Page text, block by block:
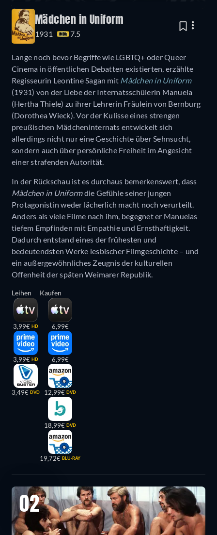
Mädchen in Uniform
1931 7.5
Lange noch bevor Begriffe wie LGBTQ+ oder Queer
Cinema in öffentlichen Debatten existierten, erzählte
Regisseurin Leontine Sagan mit Mädchen in Uniform
(1931) von der Liebe der Internatsschülerin Manuela
(Hertha Thiele) zu ihrer Lehrerin Fräulein von Bernburg
(Dorothea Wieck). Vor der Kulisse eines strengen
preußischen Mädcheninternats entwickelt sich
allerdings nicht nur eine Geschichte über Sehnsucht,
sondern auch über persönliche Freiheit im Angesicht
einer strafenden Autorität.
In der Rückschau ist es durchaus bemerkenswert, dass
Mädchen in Uniformdie Gefühle seiner jungen
Protagonistin weder lächerlich macht noch verurteilt.
Anders als viele Filme nach ihm, begegnet er Manuelas
tiefem Empfinden mit Empathie und Ernsthaftigkeit.
Dadurch entstand eines der frühesten und
bedeutendsten Werke lesbischer Filmgeschichte – und
ein außergewöhnliches Zeugnis der kulturellen
Offenheit der späten Weimarer Republik.
Leihen
3,99€ HD
3,99€ HD
3,49€ DVD
Kaufen
6,99€
6,99€
12,99€ DVD
18,99€ DVD
19,72€ BLU-RAY
02